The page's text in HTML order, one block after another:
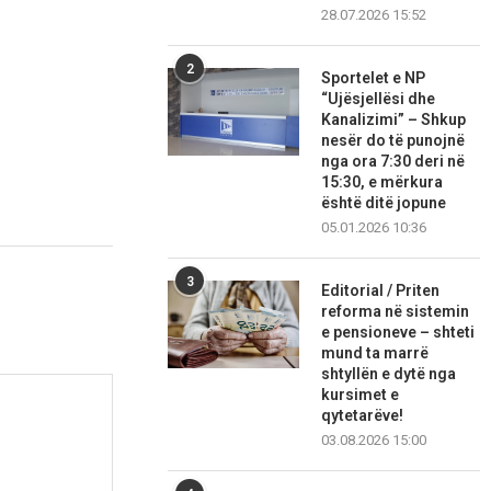
28.07.2026 15:52
2
Sportelet e NP
“Ujësjellësi dhe
Kanalizimi” – Shkup
nesër do të punojnë
nga ora 7:30 deri në
15:30, e mërkura
është ditë jopune
05.01.2026 10:36
3
Editorial / Priten
reforma në sistemin
e pensioneve – shteti
mund ta marrë
shtyllën e dytë nga
kursimet e
qytetarëve!
03.08.2026 15:00